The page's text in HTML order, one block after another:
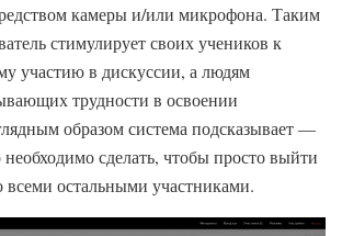
камеры и/или микрофона. Таким
стимулирует своих учеников к
участию в дискуссии, а людям
трудности в освоении
образом система подсказывает —
сделать, чтобы просто выйти
всеми остальными участниками.